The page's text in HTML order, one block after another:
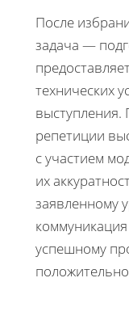
После
задача —
технических
выступления.
репетиции
с участием
их
заявленному
успешному